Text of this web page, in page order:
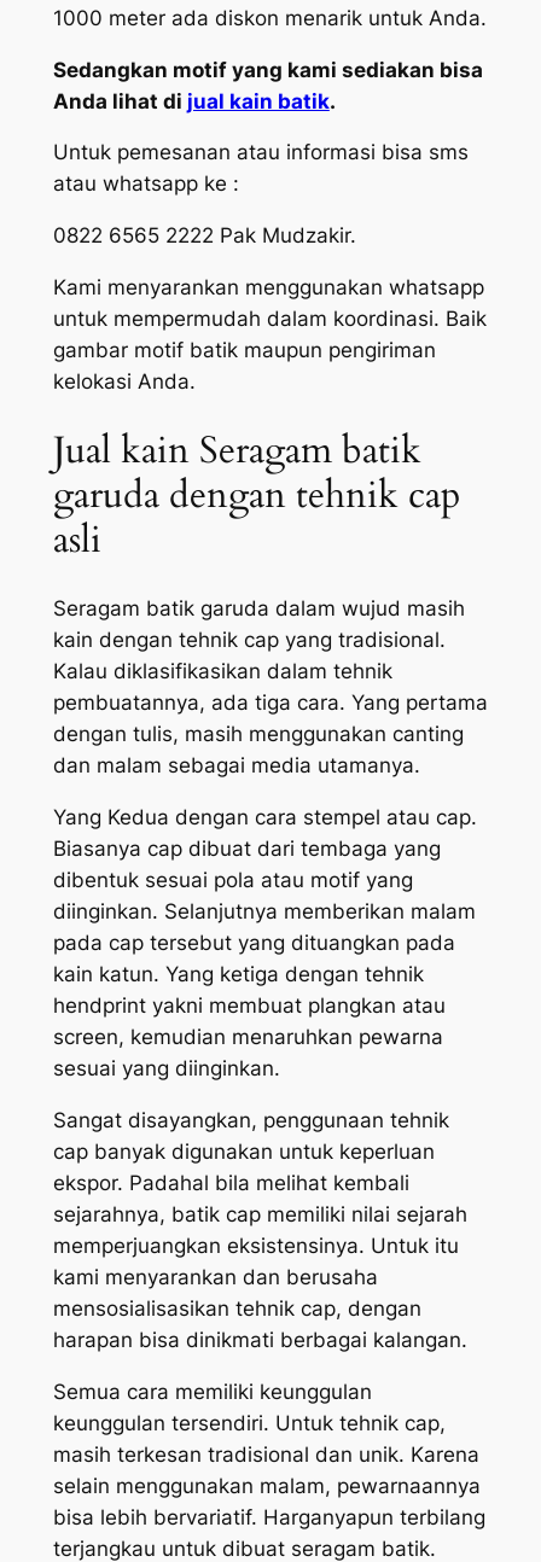
1000 meter ada diskon menarik untuk Anda.
Sedangkan motif yang kami sediakan bisa
Anda lihat di jual kain batik.
Untuk pemesanan atau informasi bisa sms
atau whatsapp ke :
0822 6565 2222 Pak Mudzakir.
Kami menyarankan menggunakan whatsapp
untuk mempermudah dalam koordinasi. Baik
gambar motif batik maupun pengiriman
kelokasi Anda.
Jual kain Seragam batik
garuda dengan tehnik cap
asli
Seragam batik garuda dalam wujud masih
kain dengan tehnik cap yang tradisional.
Kalau diklasifikasikan dalam tehnik
pembuatannya, ada tiga cara. Yang pertama
dengan tulis, masih menggunakan canting
dan malam sebagai media utamanya.
Yang Kedua dengan cara stempel atau cap.
Biasanya cap dibuat dari tembaga yang
dibentuk sesuai pola atau motif yang
diinginkan. Selanjutnya memberikan malam
pada cap tersebut yang dituangkan pada
kain katun. Yang ketiga dengan tehnik
hendprint yakni membuat plangkan atau
screen, kemudian menaruhkan pewarna
sesuai yang diinginkan.
Sangat disayangkan, penggunaan tehnik
cap banyak digunakan untuk keperluan
ekspor. Padahal bila melihat kembali
sejarahnya, batik cap memiliki nilai sejarah
memperjuangkan eksistensinya. Untuk itu
kami menyarankan dan berusaha
mensosialisasikan tehnik cap, dengan
harapan bisa dinikmati berbagai kalangan.
Semua cara memiliki keunggulan
keunggulan tersendiri. Untuk tehnik cap,
masih terkesan tradisional dan unik. Karena
selain menggunakan malam, pewarnaannya
bisa lebih bervariatif. Harganyapun terbilang
terjangkau untuk dibuat seragam batik.